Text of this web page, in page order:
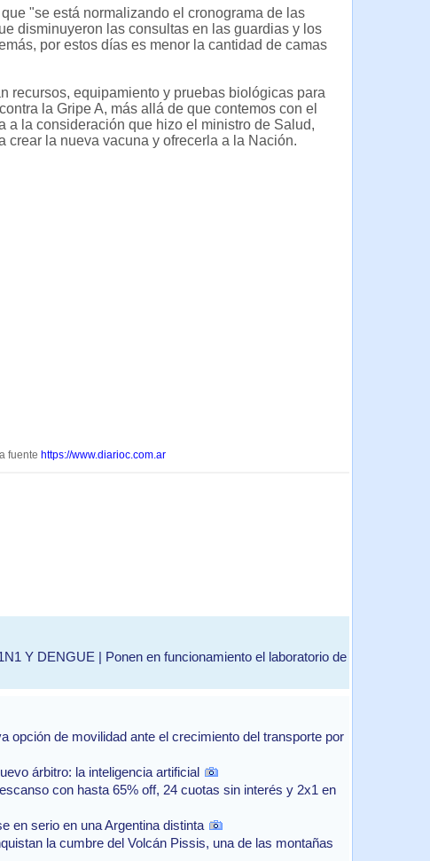
"se está normalizando el cronograma de las
disminuyeron las consultas en las guardias y los
por estos días es menor la cantidad de camas
recursos, equipamiento y pruebas biológicas para
la Gripe A, más allá de que contemos con el
a la consideración que hizo el ministro de Salud,
crear la nueva vacuna y ofrecerla a la Nación.
fuente https://www.diarioc.com.ar
Y DENGUE | Ponen en funcionamiento el laboratorio de
opción de movilidad ante el crecimiento del transporte por
árbitro: la inteligencia artificial
con hasta 65% off, 24 cuotas sin interés y 2x1 en
en serio en una Argentina distinta
la cumbre del Volcán Pissis, una de las montañas